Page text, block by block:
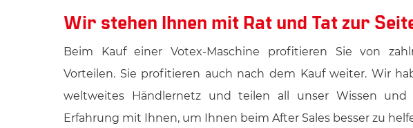
Wir stehen Ihnen mit Rat und Tat zur
Beim Kauf einer Votex-Maschine profitieren Sie von
Vorteilen. Sie profitieren auch nach dem Kauf weiter. Wir
weltweites Händlernetz und teilen all unser Wissen und
Erfahrung mit Ihnen, um Ihnen beim After Sales besser zu